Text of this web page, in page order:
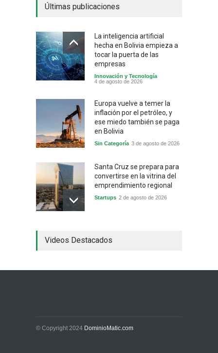
Últimas publicaciones
La inteligencia artificial
hecha en Bolivia empieza a
tocar la puerta de las
empresas
Innovación y Tecnología
4 de agosto de 2026
Europa vuelve a temer la
inflación por el petróleo, y
ese miedo también se paga
en Bolivia
Sin Categoría 3 de agosto de 2026
Santa Cruz se prepara para
convertirse en la vitrina del
emprendimiento regional
Startups 2 de agosto de 2026
industrial y el golpe puede
Sin Categoría 1 de agosto de 2026
Videos Destacados
© Copyright 2024 DominioMatic.com